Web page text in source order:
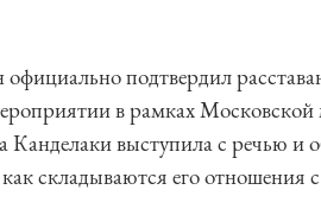
подтвердил
в рамках
выступила с речью и
складываются его отношения